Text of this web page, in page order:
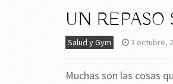
UN
Salud y Gym 3 octubre,
Muchas son las cosas